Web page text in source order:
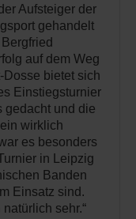
Aufsteiger der
gehandelt
auf dem Weg
Dosse bietet sich
Einstiegsturnier
gedacht und die
wirklich
es besonders
in Leipzig
Banden
Einsatz sind.
sehr.“